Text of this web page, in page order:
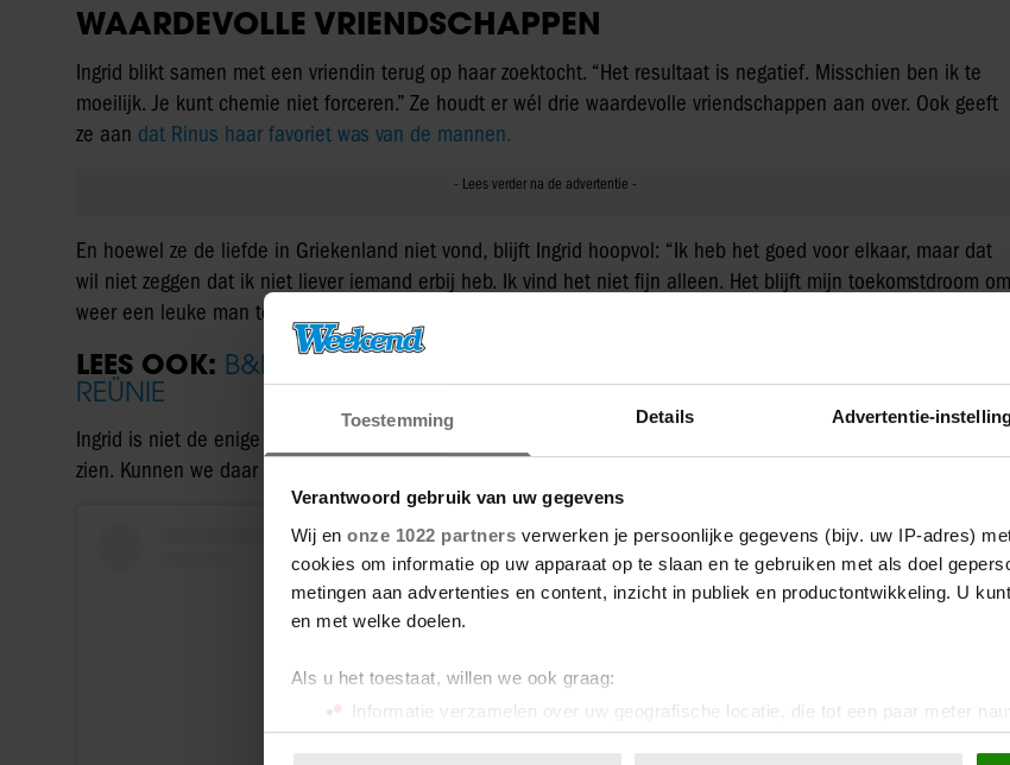
Toestemming Details Advertentie-
Verantwoord gebruik van uw gegevens
Wij en onze 1022 partners verwerken je persoonlijke gegevens (bijv. uw IP-adres)
cookies om informatie op uw apparaat op te slaan en te gebruiken met als doel
metingen aan advertenties en content, inzicht in publiek en productontwikkeling. U
en met welke doelen.
Als u het toestaat, willen we ook graag:
Informatie verzamelen over uw geografische locatie, die tot een paar meter
Uw apparaat identificeren door het actief te scannen op specifieke
WAARDEVOLLE VRIENDSCHAPPEN
Ingrid blikt samen met een vriendin terug op haar zoektocht. “Het resultaat is negatief. Misschien ben ik te
moeilijk. Je kunt chemie niet forceren.” Ze houdt er wél drie waardevolle vriendschappen aan over. Ook geeft
ze aan dat Rinus haar favoriet was van de mannen.
En hoewel ze de liefde in Griekenland niet vond, blijft Ingrid hoopvol: “Ik heb het goed voor elkaar, maar dat
wil niet zeggen dat ik niet liever iemand erbij heb. Ik vind het niet fijn alleen. Het blijft mijn toekomstdroom om
weer een leuke man tegen te komen die dat samen met mij wil delen.”
LEES OOK: B&B VOL LIEFDE-KANDIDATEN HEFFEN HET GLAS TIJDENS
REÜNIE
Ingrid is niet de enige die haar avontuur in tranen eindigde. Vanaf woensdag 10 september is de reünie te
zien. Kunnen we daar nóg meer drama verwachten?